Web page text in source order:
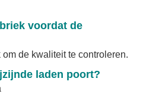
voordat de
de kwaliteit te controleren.
laden poort?